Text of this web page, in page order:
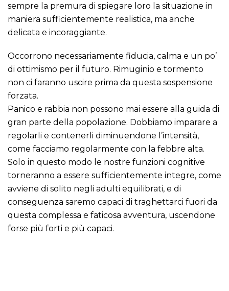
sempre la premura di spiegare loro la situazione in
maniera sufficientemente realistica, ma anche
delicata e incoraggiante.
Occorrono necessariamente fiducia, calma e un po’
di ottimismo per il futuro. Rimuginio e tormento
non ci faranno uscire prima da questa sospensione
forzata.
Panico e rabbia non possono mai essere alla guida di
gran parte della popolazione. Dobbiamo imparare a
regolarli e contenerli diminuendone l’intensità,
come facciamo regolarmente con la febbre alta.
Solo in questo modo le nostre funzioni cognitive
torneranno a essere sufficientemente integre, come
avviene di solito negli adulti equilibrati, e di
conseguenza saremo capaci di traghettarci fuori da
questa complessa e faticosa avventura, uscendone
forse più forti e più capaci.